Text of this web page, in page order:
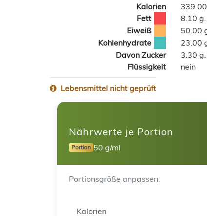
Kalorien
Fett
8.10 g.
Eiweiß
50.00
Kohlenhydrate
23.00
Davon Zucker
3.30 g.
Flüssigkeit
nein
Lebensmittel nicht geprüft
Nährwerte je Portion
Portion 50 g/ml
Portionsgröße anpassen:
Kalorien